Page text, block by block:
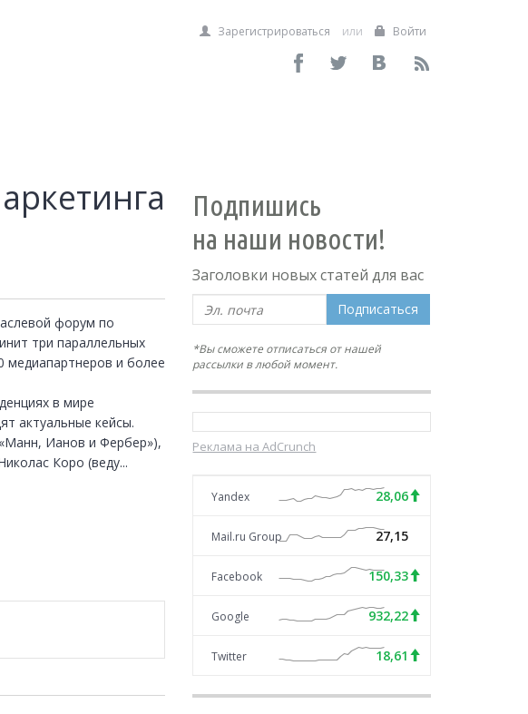
Зарегистрироваться или Войти
форум по
три параллельных
медиапартнеров и более
в мире
актуальные кейсы.
Ианов и Фербер»),
Коро (веду...
Подпишись
на наши новости!
Заголовки новых статей для вас
Подписаться
*Вы сможете отписаться от нашей
рассылки в любой момент.
Реклама на AdCrunch
Yandex 28,06
Mail.ru Group 27,15
Facebook 150,33
Google 932,22
Twitter 18,61